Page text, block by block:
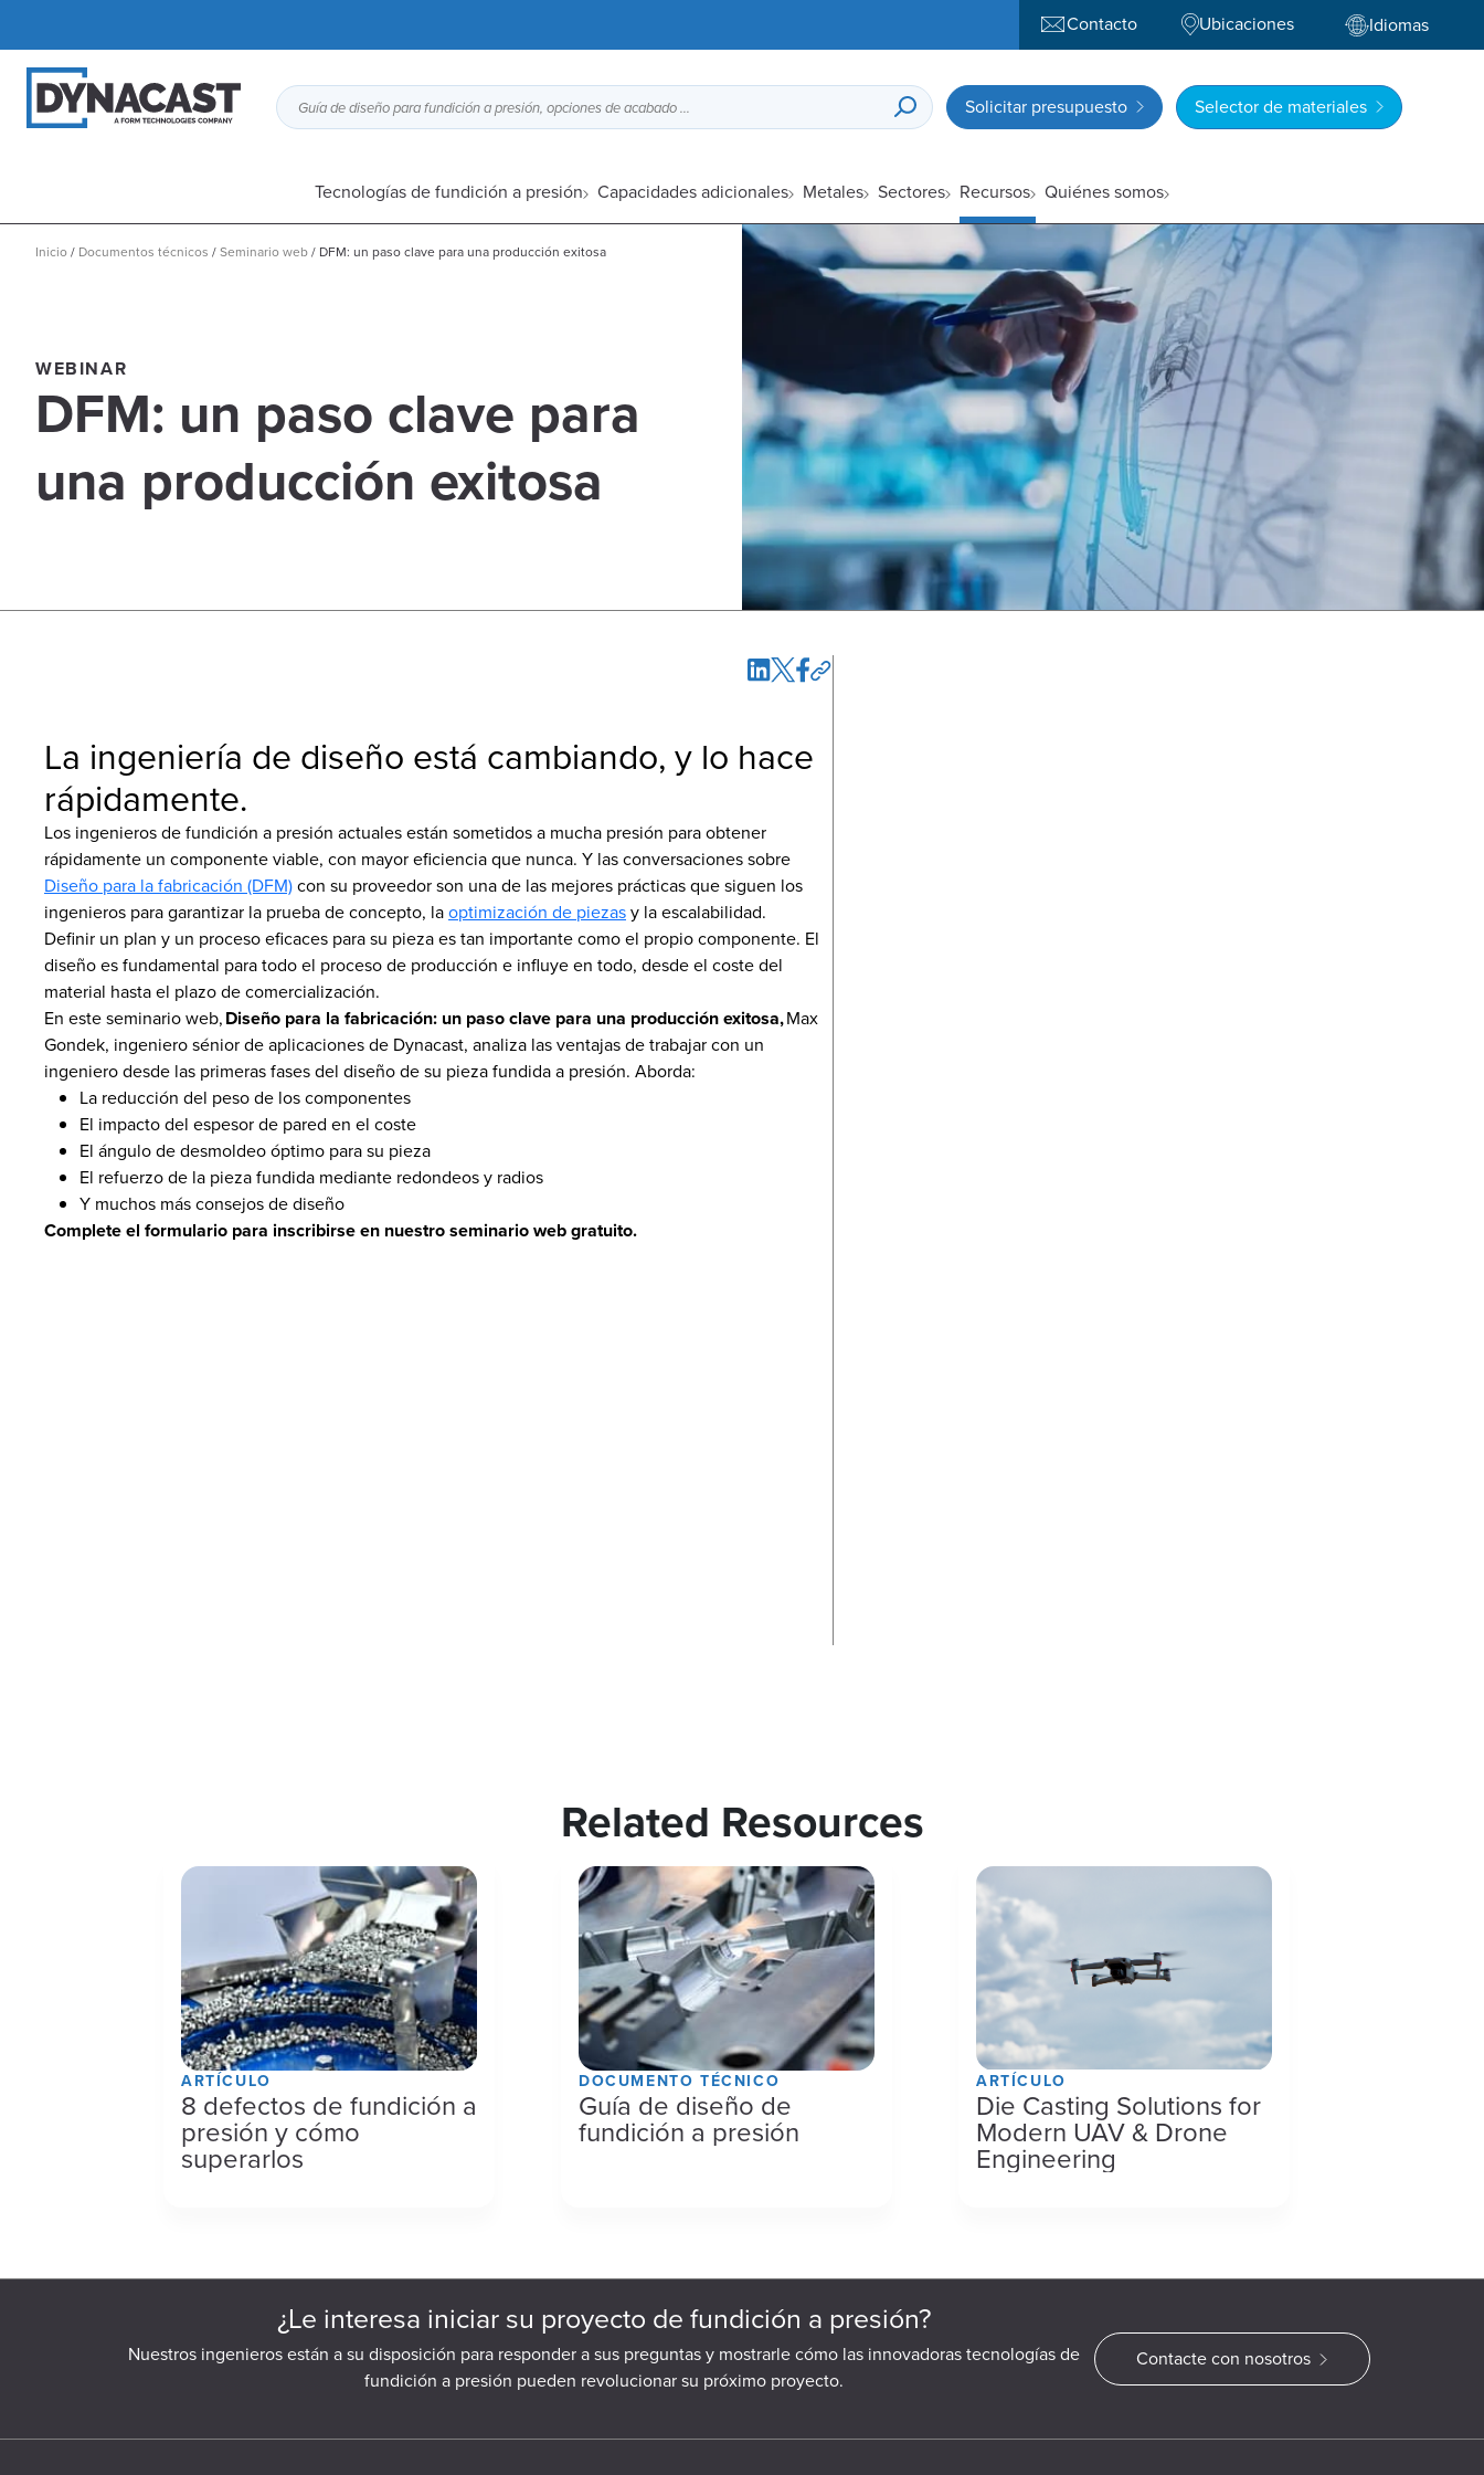
Contacto Ubicaciones Idiomas
Guía de diseño para fundición a presión, opciones de acabado superficial, etc. Solicitar presupuesto Selector de materiales
Tecnologías de fundición a presión Capacidades adicionales Metales Sectores Recursos Quiénes somos
Inicio/ Documentos técnicos /Seminario web/ DFM: un paso clave para una producción exitosa
WEBINAR
DFM: un paso clave para
una producción exitosa
La ingeniería de diseño está cambiando, y lo hace
rápidamente.
Los ingenieros de fundición a presión actuales están sometidos a mucha presión para obtener
rápidamente un componente viable, con mayor eficiencia que nunca. Y las conversaciones sobre
Diseño para la fabricación (DFM)con su proveedor son una de las mejores prácticas que siguen los
ingenieros para garantizar la prueba de concepto, laoptimización de piezasy la escalabilidad.
Definir un plan y un proceso eficaces para su pieza es tan importante como el propio componente. El
diseño es fundamental para todo el proceso de producción e influye en todo, desde el coste del
material hasta el plazo de comercialización.
En este seminario web,Diseño para la fabricación: un paso clave para una producción exitosa,Max
Gondek, ingeniero sénior de aplicaciones de Dynacast, analiza las ventajas de trabajar con un
ingeniero desde las primeras fases del diseño de su pieza fundida a presión. Aborda:
La reducción del peso de los componentes
El impacto del espesor de pared en el coste
El ángulo de desmoldeo óptimo para su pieza
El refuerzo de la pieza fundida mediante redondeos y radios
Y muchos más consejos de diseño
Complete el formulario para inscribirse en nuestro seminario web gratuito.
Related Resources
ARTÍCULO
8 defectos de fundición a
presión y cómo
superarlos
DOCUMENTO TÉCNICO
Guía de diseño de
fundición a presión
ARTÍCULO
Die Casting Solutions for
Modern UAV & Drone
Engineering
¿Le interesa iniciar su proyecto de fundición a presión?
Nuestros ingenieros están a su disposición para responder a sus preguntas y mostrarle cómo las innovadoras tecnologías de
fundición a presión pueden revolucionar su próximo proyecto.
Contacte con nosotros